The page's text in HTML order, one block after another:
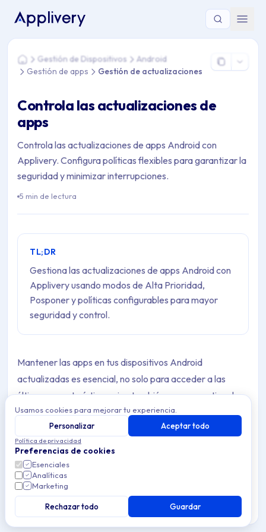
Estás aquí: Home > Gestión de Dispositivos > Android >
HomeGestión de Dispositivos
Android
Gestión de apps
Gestión de actualizaciones
Controla las actualizaciones de
apps
Controla las actualizaciones de apps Android con
Applivery. Configura políticas flexibles para garantizar la
seguridad y minimizar interrupciones.
5 min de lectura
TL;DR
Gestiona las actualizaciones de apps Android con
Applivery usando modos de Alta Prioridad,
Posponer y políticas configurables para mayor
seguridad y control.
Mantener las apps en tus dispositivos Android
actualizadas es esencial, no solo para acceder a las
últimas características, sino también para garantizar la
seguridad y un rendimiento óptimo. Las actualizaciones a
menudo incluyen parches de seguridad que protegen
contra vulnerabilidades, correcciones de errores que
mejoran la estabilidad y optimizaciones que hacen que
las apps funcionen de manera más eficiente.
En entornos corporativos o al gestionar un gran número
Usamos cookies para mejorar tu experiencia.
Personalizar
Aceptar todo
Política de privacidad
Preferencias de cookies
Esenciales
Analíticas
Marketing
Rechazar todo Guardar